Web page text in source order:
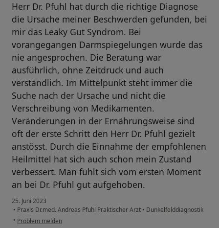
Herr Dr. Pfuhl hat durch die richtige Diagnose
die Ursache meiner Beschwerden gefunden, bei
mir das Leaky Gut Syndrom. Bei
vorangegangen Darmspiegelungen wurde das
nie angesprochen. Die Beratung war
ausführlich, ohne Zeitdruck und auch
verständlich. Im Mittelpunkt steht immer die
Suche nach der Ursache und nicht die
Verschreibung von Medikamenten.
Veränderungen in der Ernährungsweise sind
oft der erste Schritt den Herr Dr. Pfuhl gezielt
anstösst. Durch die Einnahme der empfohlenen
Heilmittel hat sich auch schon mein Zustand
verbessert. Man fühlt sich vom ersten Moment
an bei Dr. Pfuhl gut aufgehoben.
25. Juni 2023
• Praxis Dr.med. Andreas Pfuhl Praktischer Arzt • Dunkelfelddiagnostik
• Problem melden